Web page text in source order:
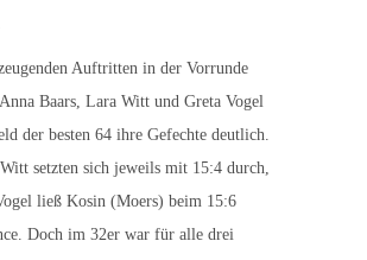
Auftritten in der Vorrunde
Baars, Lara Witt und Greta Vogel
der besten 64 ihre Gefechte deutlich.
setzten sich jeweils mit 15:4 durch,
ließ Kosin (Moers) beim 15:6
Doch im 32er war für alle drei